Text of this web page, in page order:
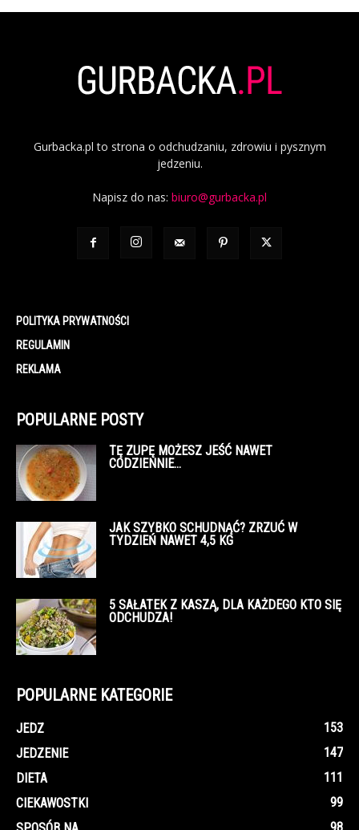
Gurbacka.pl to strona o odchudzaniu, zdrowiu i pysznym
jedzeniu.
Napisz do nas: biuro@gurbacka.pl
POLITYKA PRYWATNOŚCI
REGULAMIN
REKLAMA
POPULARNE POSTY
TĘ ZUPĘ MOŻESZ JEŚĆ NAWET
CODZIENNIE…
JAK SZYBKO SCHUDNĄĆ? ZRZUĆ W
TYDZIEŃ NAWET 4,5 KG
5 SAŁATEK Z KASZĄ, DLA KAŻDEGO KTO SIĘ
ODCHUDZA!
POPULARNE KATEGORIE
JEDZ
153
JEDZENIE
147
DIETA
111
CIEKAWOSTKI
99